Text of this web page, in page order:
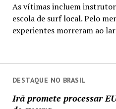
DESTAQUE NO BRASIL
Irã promete processar
As vítimas incluem
escola de surf local. Pelo
experientes morreram ao